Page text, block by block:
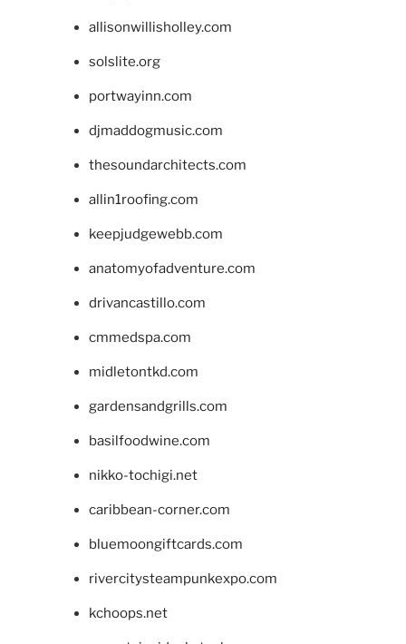
allisonwillisholley.com
solslite.org
portwayinn.com
djmaddogmusic.com
thesoundarchitects.com
allin1roofing.com
keepjudgewebb.com
anatomyofadventure.com
drivancastillo.com
cmmedspa.com
midletontkd.com
gardensandgrills.com
basilfoodwine.com
nikko-tochigi.net
caribbean-corner.com
bluemoongiftcards.com
rivercitysteampunkexpo.com
kchoops.net